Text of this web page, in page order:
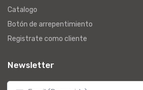
Catalogo
Botón de arrepentimiento
Registrate como cliente
Newsletter